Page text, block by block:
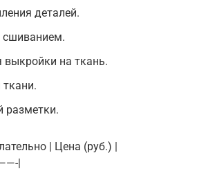
деталей.
сшиванием.
на ткань.
разметки.
| Цена (руб.) |
|